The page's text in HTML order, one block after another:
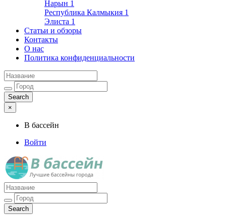
Нарын 1
Республика Калмыкия 1
Элиста 1
Статьи и обзоры
Контакты
О нас
Политика конфиденциальности
×
В бассейн
Войти
Лучшие бассейны города